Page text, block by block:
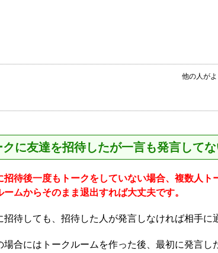
他の人が
に友達を招待したが一言も発言して
招待後一度もトークをしていない場合、複数人ト
ームからそのまま退出すれば大丈夫です。
招待しても、招待した人が発言しなければ相手に
場合にはトークルームを作った後、最初に発言し